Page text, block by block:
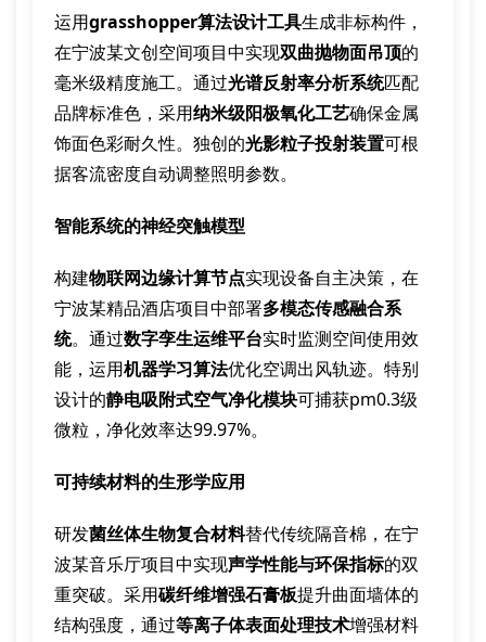
运用grasshopper算法设计工具生成非标构件，
在宁波某文创空间项目中实现双曲抛物面吊顶的
毫米级精度施工。通过光谱反射率分析系统匹配
品牌标准色，采用纳米级阳极氧化工艺确保金属
饰面色彩耐久性。独创的光影粒子投射装置可根
据客流密度自动调整照明参数。
智能系统的神经突触模型
构建物联网边缘计算节点实现设备自主决策，在
宁波某精品酒店项目中部署多模态传感融合系
统。通过数字孪生运维平台实时监测空间使用效
能，运用机器学习算法优化空调出风轨迹。特别
设计的静电吸附式空气净化模块可捕获pm0.3级
微粒，净化效率达99.97%。
可持续材料的生形学应用
研发菌丝体生物复合材料替代传统隔音棉，在宁
波某音乐厅项目中实现声学性能与环保指标的双
重突破。采用碳纤维增强石膏板提升曲面墙体的
结构强度，通过等离子体表面处理技术增强材料